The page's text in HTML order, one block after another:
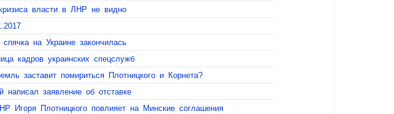
власти в ЛНР не видно
на Украине закончилась
кадров украинских спецслужб
заставит помириться Плотницкого и Корнета?
написал заявление об отставке
Игоря Плотницкого повлияет на Минские соглашения